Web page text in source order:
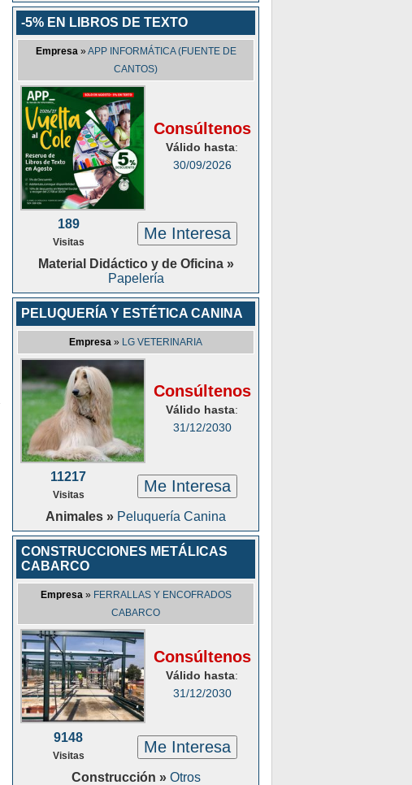
-5% EN LIBROS DE TEXTO
Empresa »APP INFORMÁTICA (FUENTE DE
CANTOS)
Consúltenos
Válido hasta:
30/09/2026
189
Visitas Me Interesa
Material Didáctico y de Oficina »
Papelería
PELUQUERÍA Y ESTÉTICA CANINA
Empresa » LG VETERINARIA
Consúltenos
Válido hasta:
31/12/2030
11217
Visitas Me Interesa
Animales » Peluquería Canina
CONSTRUCCIONES METÁLICAS
CABARCO
Empresa » FERRALLAS Y ENCOFRADOS
CABARCO
Consúltenos
Válido hasta:
31/12/2030
9148
Visitas Me Interesa
Construcción » Otros